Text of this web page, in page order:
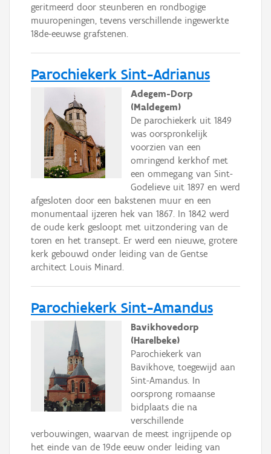
geritmeerd door steunberen en rondbogige
muuropeningen, tevens verschillende ingewerkte
18de-eeuwse grafstenen.
Parochiekerk Sint-Adrianus
Adegem-Dorp
(Maldegem)
De parochiekerk uit 1849
was oorspronkelijk
voorzien van een
omringend kerkhof met
een ommegang van Sint-
Godelieve uit 1897 en werd
afgesloten door een bakstenen muur en een
monumentaal ijzeren hek van 1867. In 1842 werd
de oude kerk gesloopt met uitzondering van de
toren en het transept. Er werd een nieuwe, grotere
kerk gebouwd onder leiding van de Gentse
architect Louis Minard.
Parochiekerk Sint-Amandus
Bavikhovedorp
(Harelbeke)
Parochiekerk van
Bavikhove, toegewijd aan
Sint-Amandus. In
oorsprong romaanse
bidplaats die na
verschillende
verbouwingen, waarvan de meest ingrijpende op
het einde van de 19de eeuw onder leiding van